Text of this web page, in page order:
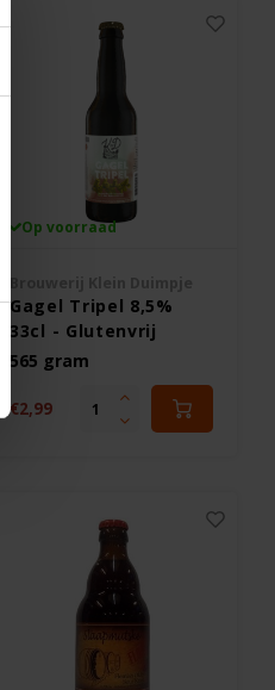
Op voorraad
Gagel Tripel 8,5%
33cl - Glutenvrij
565 gram
€2,99